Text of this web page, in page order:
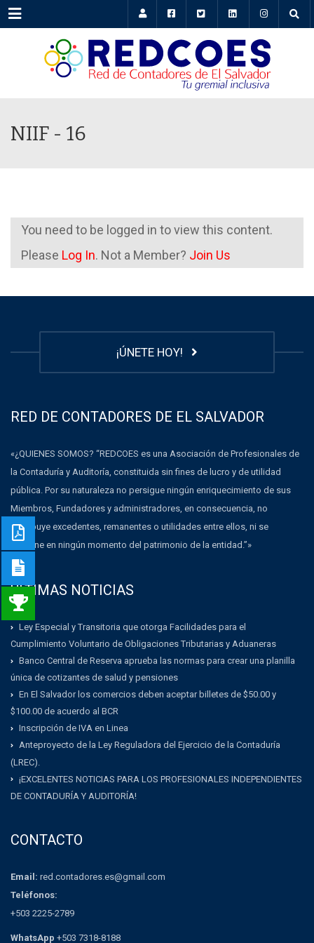
Menu
NIIF - 16
You need to be logged in to view this content.
Please Log In. Not a Member? Join Us
¡ÚNETE HOY!
RED DE CONTADORES DE EL SALVADOR
«¿QUIENES SOMOS? “REDCOES es una Asociación de Profesionales de
la Contaduría y Auditoría, constituida sin fines de lucro y de utilidad
pública. Por su naturaleza no persigue ningún enriquecimiento de sus
Miembros, Fundadores y administradores, en consecuencia, no
distribuye excedentes, remanentes o utilidades entre ellos, ni se
dispone en ningún momento del patrimonio de la entidad.”»
ULTIMAS NOTICIAS
Ley Especial y Transitoria que otorga Facilidades para el
Cumplimiento Voluntario de Obligaciones Tributarias y Aduaneras
Banco Central de Reserva aprueba las normas para crear una planilla
única de cotizantes de salud y pensiones
En El Salvador los comercios deben aceptar billetes de $50.00 y
$100.00 de acuerdo al BCR
Inscripción de IVA en Linea
Anteproyecto de la Ley Reguladora del Ejercicio de la Contaduría
(LREC).
¡EXCELENTES NOTICIAS PARA LOS PROFESIONALES INDEPENDIENTES
DE CONTADURÍA Y AUDITORÍA!
CONTACTO
Email: red.contadores.es@gmail.com
Teléfonos:
+503 2225-2789
WhatsApp +503 7318-8188